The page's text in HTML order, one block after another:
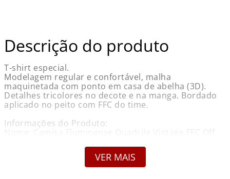
Descrição do produto
T-shirt especial.
Modelagem regular e confortável, malha
maquinetada com ponto em casa de abelha (3D).
Detalhes tricolores no decote e na manga. Bordado
aplicado no peito com FFC do time.
Informações do Produto:
Composição: 75% Algodão e 25% Poliéster
VER MAIS